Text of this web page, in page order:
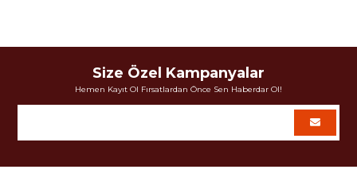
Size Özel Kampanyalar
Hemen Kayıt Ol Fırsatlardan Önce Sen Haberdar Ol!